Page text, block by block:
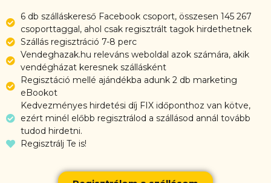
6 db szálláskereső Facebook csoport, összesen 145 267
csoporttaggal, ahol csak regisztrált tagok hirdethetnek
Szállás regisztráció 7-8 perc
Vendeghazak.hu releváns weboldal azok számára, akik
vendégházat keresnek szállásként
Regisztáció mellé ajándékba adunk 2 db marketing
eBookot
Kedvezményes hirdetési díj FIX időponthoz van kötve,
ezért minél előbb regisztrálod a szállásod annál tovább
tudod hirdetni.
Regisztrálj Te is!